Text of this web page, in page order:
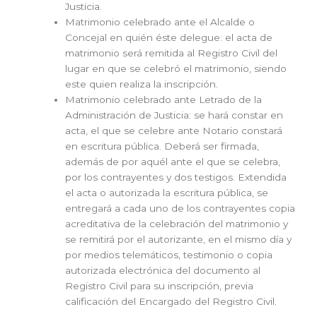
Justicia.
Matrimonio celebrado ante el Alcalde o
Concejal en quién éste delegue: el acta de
matrimonio será remitida al Registro Civil del
lugar en que se celebró el matrimonio, siendo
este quien realiza la inscripción.
Matrimonio celebrado ante Letrado de la
Administración de Justicia: se hará constar en
acta, el que se celebre ante Notario constará
en escritura pública. Deberá ser firmada,
además de por aquél ante el que se celebra,
por los contrayentes y dos testigos. Extendida
el acta o autorizada la escritura pública, se
entregará a cada uno de los contrayentes copia
acreditativa de la celebración del matrimonio y
se remitirá por el autorizante, en el mismo día y
por medios telemáticos, testimonio o copia
autorizada electrónica del documento al
Registro Civil para su inscripción, previa
calificación del Encargado del Registro Civil.